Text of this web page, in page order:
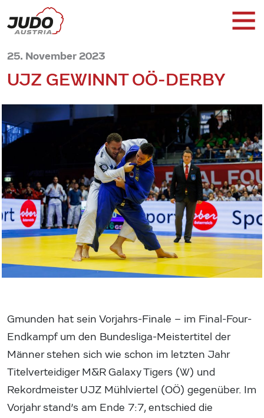
25. November 2023
UJZ GEWINNT OÖ-DERBY
Gmunden hat sein Vorjahrs-Finale – im Final-Four-
Endkampf um den Bundesliga-Meistertitel der
Männer stehen sich wie schon im letzten Jahr
Titelverteidiger M&R Galaxy Tigers (W) und
Rekordmeister UJZ Mühlviertel (OÖ) gegenüber. Im
Vorjahr stand’s am Ende 7:7, entschied die